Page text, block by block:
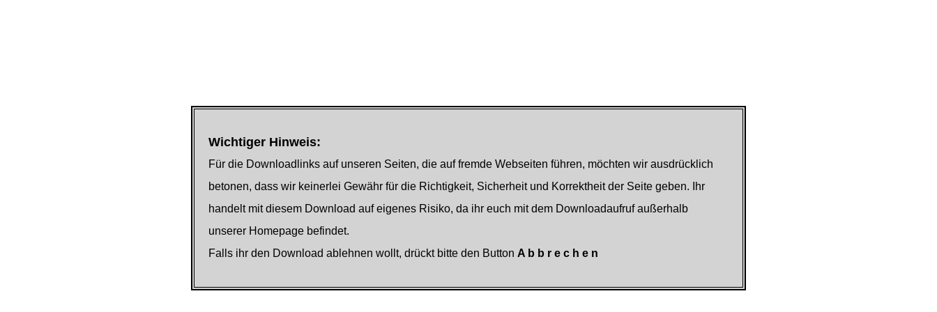
Wichtiger Hinweis:
Für die Downloadlinks auf unseren Seiten, die auf fremde Webseiten führen, möchten wir ausdrücklich
betonen, dass wir keinerlei Gewähr für die Richtigkeit, Sicherheit und Korrektheit der Seite geben. Ihr
handelt mit diesem Download auf eigenes Risiko, da ihr euch mit dem Downloadaufruf außerhalb
unserer Homepage befindet.
Falls ihr den Download ablehnen wollt, drückt bitte den Button A b b r e c h e n